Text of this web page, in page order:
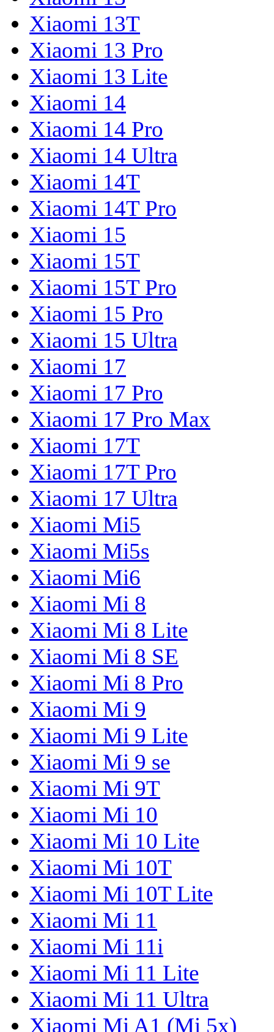
Xiaomi 13T
Xiaomi 13 Pro
Xiaomi 13 Lite
Xiaomi 14
Xiaomi 14 Pro
Xiaomi 14 Ultra
Xiaomi 14T
Xiaomi 14T Pro
Xiaomi 15
Xiaomi 15T
Xiaomi 15T Pro
Xiaomi 15 Pro
Xiaomi 15 Ultra
Xiaomi 17
Xiaomi 17 Pro
Xiaomi 17 Pro Max
Xiaomi 17T
Xiaomi 17T Pro
Xiaomi 17 Ultra
Xiaomi Mi5
Xiaomi Mi5s
Xiaomi Mi6
Xiaomi Mi 8
Xiaomi Mi 8 Lite
Xiaomi Mi 8 SE
Xiaomi Mi 8 Pro
Xiaomi Mi 9
Xiaomi Mi 9 Lite
Xiaomi Mi 9 se
Xiaomi Mi 9T
Xiaomi Mi 10
Xiaomi Mi 10 Lite
Xiaomi Mi 10T
Xiaomi Mi 10T Lite
Xiaomi Mi 11
Xiaomi Mi 11i
Xiaomi Mi 11 Lite
Xiaomi Mi 11 Ultra
Xiaomi Mi A1 (Mi 5x)